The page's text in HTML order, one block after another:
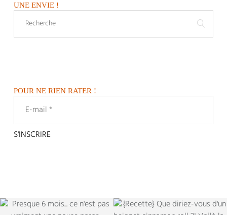
UNE ENVIE !
POUR NE RIEN RATER !